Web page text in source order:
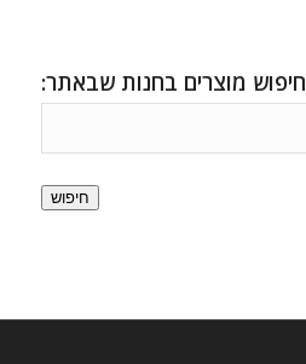
חיפוש מוצרים בחנות שבאתר:
חיפוש